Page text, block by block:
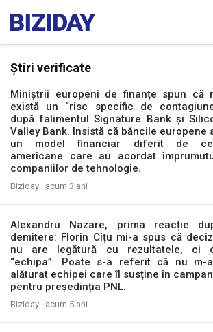
Știri verificate
Miniștrii europeni de finanțe spun că
există un “risc specific de
după falimentul Signature Bank și
Valley Bank. Insistă că băncile europene
un model financiar diferit de
americane care au acordat
companiilor de tehnologie.
Biziday · acum 3 ani
Alexandru Nazare, prima reacție
demitere: Florin Cîțu mi-a spus că
nu are legătură cu rezultatele, ci
“echipa”. Poate s-a referit că nu m-
alăturat echipei care îl susține în
pentru președinția PNL.
Biziday · acum 5 ani